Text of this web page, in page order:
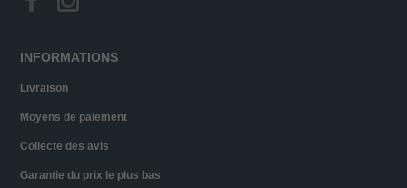
INFORMATIONS
Livraison
Moyens de paiement
Collecte des avis
Garantie du prix le plus bas